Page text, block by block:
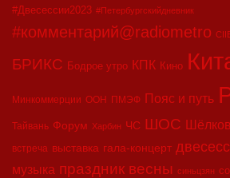
#Двесессии2023 #Петербургскийдневник
#комментарий@radiometro
БРИКС Бодрое утро КПК Кино
Минкоммерции ООН ПМЭФ Пояс и путь
Тайвань Форум Харбин ЧС ШОС
встреча выставка гала-концерт
музыка праздник весны синьцзян